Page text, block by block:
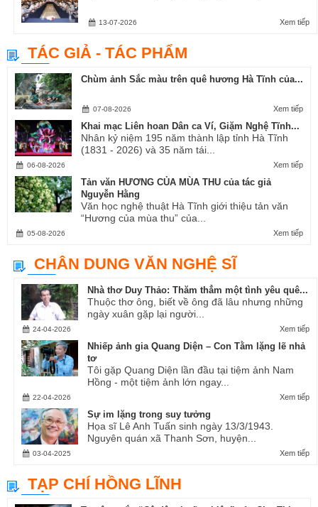
Xem tiếp
13-07-2026
TÁC GIẢ - TÁC PHẨM
Chùm ảnh Sắc màu trên quê hương Hà Tĩnh của...
Xem tiếp
07-08-2026
Khai mạc Liên hoan Dân ca Ví, Giặm Nghệ Tĩnh...
Nhân kỷ niệm 195 năm thành lập tỉnh Hà Tĩnh
(1831 - 2026) và 35 năm tái...
Xem tiếp
06-08-2026
Tản văn HƯƠNG CỦA MÙA THU của tác giả
Nguyễn Hằng
Văn học nghệ thuật Hà Tĩnh giới thiệu tản văn
“Hương của mùa thu” của...
Xem tiếp
05-08-2026
CHÂN DUNG VĂN NGHỆ SĨ
Nhà thơ Duy Thảo: Thăm thẳm một tình yêu quê...
Thuộc thơ ông, biết về ông đã lâu nhưng những
ngày xuân gặp lại người...
Xem tiếp
24-04-2026
Nhiếp ảnh gia Quang Diện – Con Tằm lặng lẽ nhả
tơ
Tôi gặp Quang Diện lần đầu tại tiệm ảnh Nam
Hồng - một tiệm ảnh lớn ngay...
Xem tiếp
22-04-2026
Sự im lặng trong suy tưởng
Họa sĩ Lê Anh Tuấn sinh ngày 13/3/1943.
Nguyên quán xã Thanh Sơn, huyện...
Xem tiếp
03-04-2025
TẠP CHÍ HỒNG LĨNH